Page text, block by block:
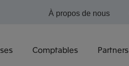
Comptables Partners
À propos de nous